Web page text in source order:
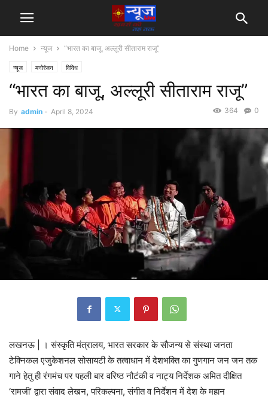
Home न्यूज “भारत का बाजू, अल्लूरी सीताराम राजू”
न्यूज मनोरंजन विविध
“भारत का बाजू, अल्लूरी सीताराम राजू”
By admin - April 8, 2024 0
364
लखनऊ | । संस्कृति मंत्रालय, भारत सरकार के सौजन्य से संस्था जनता
टेक्निकल एजुकेशनल सोसायटी के तत्वाधान में देशभक्ति का गुणगान जन जन तक
गाने हेतु ही रंगमंच पर पहली बार वरिष्ठ नौटंकी व नाट्य निर्देशक अमित दीक्षित
‘रामजी’ द्वारा संवाद लेखन, परिकल्पना, संगीत व निर्देशन में देश के महान